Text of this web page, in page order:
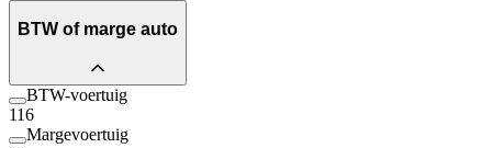
BTW of marge auto
BTW-voertuig
116
Margevoertuig